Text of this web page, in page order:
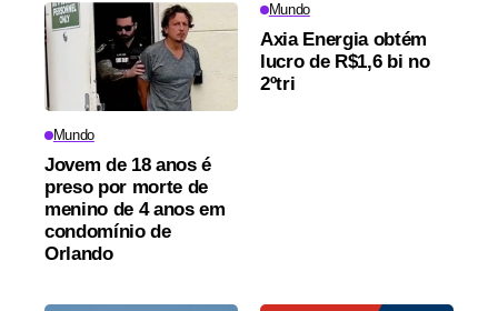
Mundo
Jovem de 18 anos é
preso por morte de
menino de 4 anos em
condomínio de
Orlando
Mundo
Axia Energia obtém
lucro de R$1,6 bi no
2ºtri